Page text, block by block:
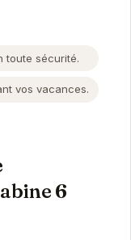
toute sécurité.
vos vacances.
6